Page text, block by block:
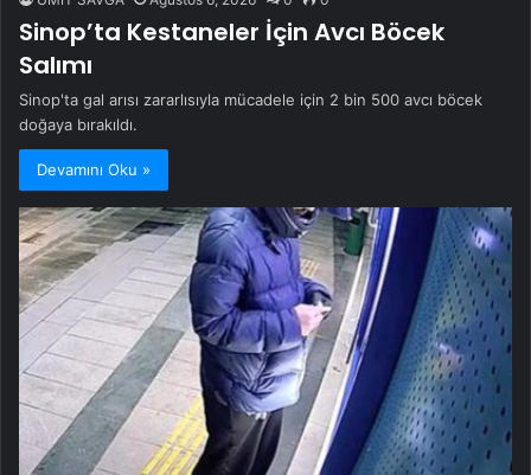
Sinop’ta Kestaneler İçin Avcı Böcek
Salımı
Sinop'ta gal arısı zararlısıyla mücadele için 2 bin 500 avcı böcek
doğaya bırakıldı.
Devamını Oku »